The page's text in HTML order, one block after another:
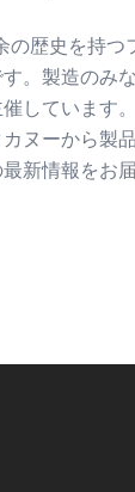
の歴史を持つ
。製造のみ
しています。
ヌーから製
新情報をお